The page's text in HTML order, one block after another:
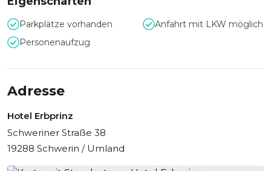
Parkplätze vorhanden
Anfahrt mit LKW möglich
Personenaufzug
Adresse
Hotel Erbprinz
Schweriner Straße 38
19288 Schwerin / Umland